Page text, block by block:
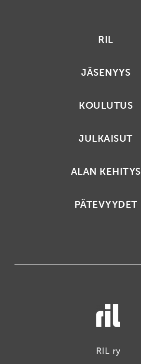
RIL
JÄSENYYS
KOULUTUS
JULKAISUT
ALAN KEHITYS
PÄTEVYYDET
RIL ry